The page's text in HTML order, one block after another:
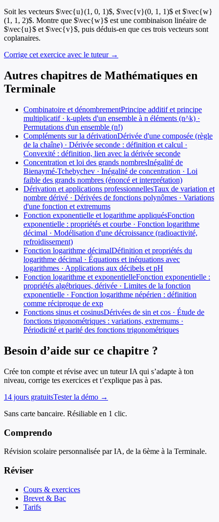
Soit les vecteurs $\vec{u}(1, 0, 1)$, $\vec{v}(0, 1, 1)$ et $\vec{w}
(1, 1, 2)$. Montre que $\vec{w}$ est une combinaison linéaire de
$\vec{u}$ et $\vec{v}$, puis déduis-en que ces trois vecteurs sont
coplanaires.
Corrige cet exercice avec le tuteur →
Autres chapitres de Mathématiques en
Terminale
Combinatoire et dénombrementPrincipe additif et principe
multiplicatif · k-uplets d'un ensemble à n éléments (n^k) ·
Permutations d'un ensemble (n!)
Compléments sur la dérivationDérivée d'une composée (règle
de la chaîne) · Dérivée seconde : définition et calcul ·
Convexité : définition, lien avec la dérivée seconde
Concentration et loi des grands nombresInégalité de
Bienaymé-Tchebychev · Inégalité de concentration · Loi
faible des grands nombres (énoncé et interprétation)
Dérivation et applications professionnellesTaux de variation et
nombre dérivé · Dérivées de fonctions polynômes · Variations
d'une fonction et extremums
Fonction exponentielle et logarithme appliquésFonction
exponentielle : propriétés et courbe · Fonction logarithme
décimal · Modélisation d'une décroissance (radioactivité,
refroidissement)
Fonction logarithme décimalDéfinition et propriétés du
logarithme décimal · Équations et inéquations avec
logarithmes · Applications aux décibels et pH
Fonction logarithme et exponentielleFonction exponentielle :
propriétés algébriques, dérivée · Limites de la fonction
exponentielle · Fonction logarithme népérien : définition
comme réciproque de exp
Fonctions sinus et cosinusDérivées de sin et cos · Étude de
fonctions trigonométriques : variations, extremums ·
Périodicité et parité des fonctions trigonométriques
Besoin d’aide sur ce chapitre ?
Crée ton compte et révise avec un tuteur IA qui s’adapte à ton
niveau, corrige tes exercices et t’explique pas à pas.
14 jours gratuitsTester la démo →
Sans carte bancaire. Résiliable en 1 clic.
Comprendo
Révision scolaire personnalisée par IA, de la 6ème à la Terminale.
Réviser
Cours & exercices
Brevet & Bac
Tarifs